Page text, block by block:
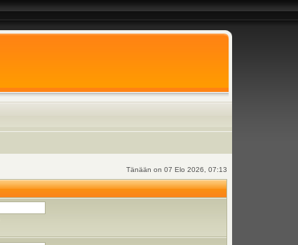
Tänään on 07 Elo 2026, 07:13